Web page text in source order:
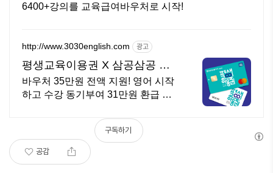
6400+강의를 교육급여바우처로 시작!
http://www.3030english.com 광고
평생교육이용권 X 삼공삼공 오
늘 24:00 환급 종료
바우처 35만원 전액 지원! 영어 시작
하고 수강 동기부여 31만원 환급 받
공감
구독하기